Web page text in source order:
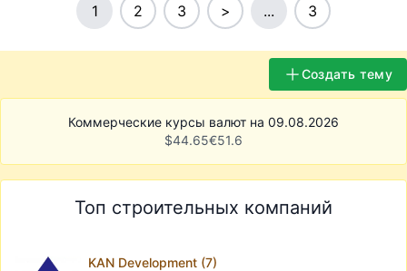
1 2 3 > ... 3
Создать тему
Коммерческие курсы валют на 09.08.2026
$44.65€51.6
Топ строительных компаний
KAN Development (7)